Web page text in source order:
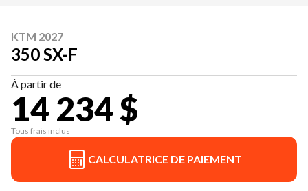
KTM 2027
350 SX-F
À partir de
14 234 $
Tous frais inclus
CALCULATRICE DE PAIEMENT